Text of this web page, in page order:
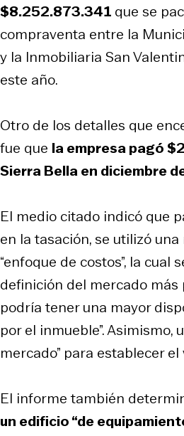
$8.252.873.341 que se
compraventa entre la
y la Inmobiliaria San
este año.
Otro de los detalles que
fue que la empresa pagó
Sierra Bella en diciembre
El medio citado indicó que
en la tasación, se utilizó
“enfoque de costos”, la cual
definición del mercado más
podría tener una mayor
por el inmueble”. Asimismo,
mercado” para establecer
El informe también
un edificio “de